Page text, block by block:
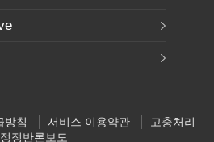
방침 서비스 이용약관
고충처리
정정반론보도